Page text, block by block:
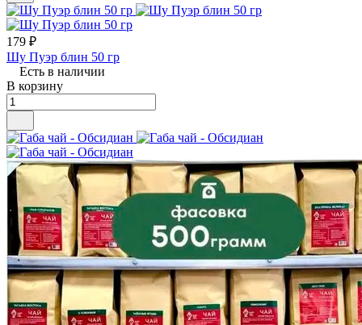
179 ₽
Шу Пуэр блин 50 гр
Есть в наличии
В корзину